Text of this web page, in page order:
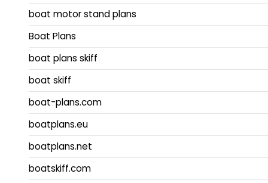
boat motor stand plans
Boat Plans
boat plans skiff
boat skiff
boat-plans.com
boatplans.eu
boatplans.net
boatskiff.com